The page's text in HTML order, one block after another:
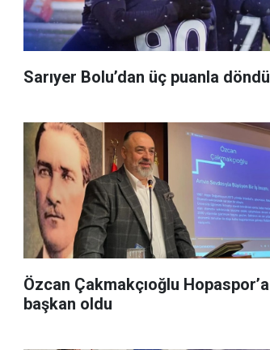
Sarıyer Bolu’dan üç puanla döndü
Özcan Çakmakçıoğlu Hopaspor’a
başkan oldu